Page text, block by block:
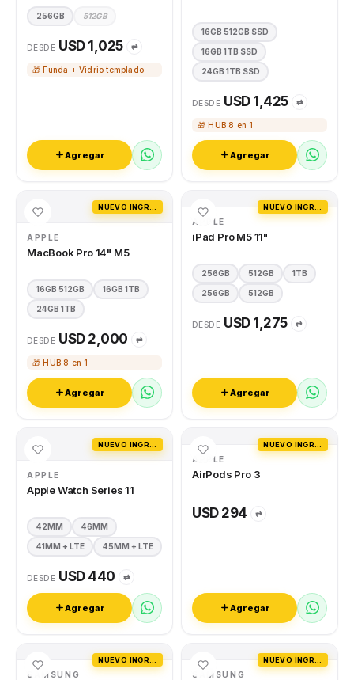
256GB 512GB
DESDE USD 1,025 ⇄
🎁 Funda + Vidrio templado
Agregar
16GB 512GB SSD
16GB 1TB SSD
24GB 1TB SSD
DESDE USD 1,425 ⇄
🎁 HUB 8 en 1
Agregar
APPLE
MacBook Pro 14" M5
16GB 512GB 16GB 1TB
24GB 1TB
DESDE USD 2,000 ⇄
🎁 HUB 8 en 1
Agregar
APPLE
iPad Pro M5 11"
256GB 512GB 1TB
256GB 512GB
DESDE USD 1,275 ⇄
Agregar
APPLE
Apple Watch Series 11
42MM 46MM
41MM + LTE 45MM + LTE
DESDE USD 440 ⇄
Agregar
APPLE
AirPods Pro 3
USD 294 ⇄
Agregar
SAMSUNG SAMSUNG